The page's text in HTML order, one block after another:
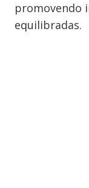
promovendo
equilibradas.